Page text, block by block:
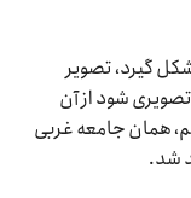
شکل گیرد، تصویر
شود از آن
همان جامعه غربی
شد.